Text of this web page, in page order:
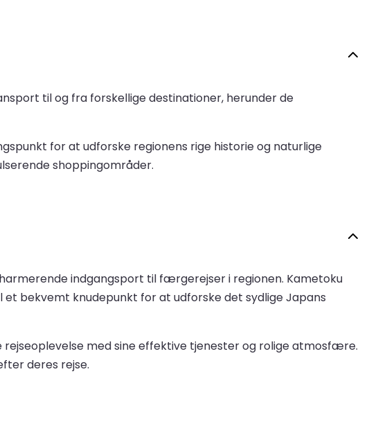
til og fra forskellige destinationer, herunder de
for at udforske regionens rige historie og naturlige
shoppingområder.
indgangsport til færgerejser i regionen. Kametoku
et bekvemt knudepunkt for at udforske det sydlige Japans
med sine effektive tjenester og rolige atmosfære.
deres rejse.